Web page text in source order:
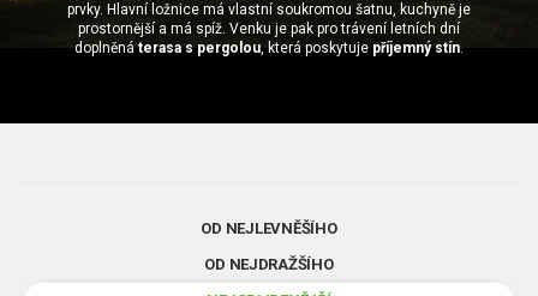
Technologie domu
Zděné domy na klíč
Pracovní pozice
Prohlížet vše v kategorii Magazín
7 důvodů, proč si zvolit bungalov
Výhody a nevýhody dřevostaveb a zděných domů
Přízemní rodinné domy
RD Zhoř u Jihlavy
Video EnerDOMY s.r.o.
prvky. Hlavní ložnice má vlastní soukromou šatnu, kuchyně je
prostornější a má spíž. Venku je pak pro trávení letních dní
doplněnáterasa s pergolou, která poskytujepříjemný stín.
OD NEJLEVNĚŠÍHO
OD NEJDRAŽŠÍHO